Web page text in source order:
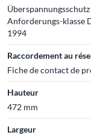
Anforderungs-klasse
1994
Raccordement au
Fiche de contact de
Hauteur
472 mm
Largeur